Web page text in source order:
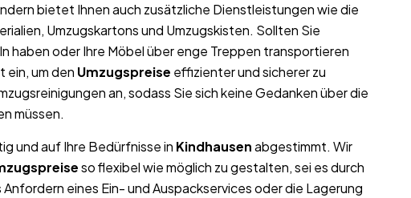
bietet Ihnen auch zusätzliche Dienstleistungen wie die
Umzugskartons und Umzugskisten. Sollten Sie
haben oder Ihre Möbel über enge Treppen transportieren
ein, um den Umzugspreise effizienter und sicherer zu
an, sodass Sie sich keine Gedanken über die
müssen.
und auf Ihre Bedürfnisse in Kindhausenabgestimmt. Wir
so flexibel wie möglich zu gestalten, sei es durch
eines Ein- und Auspackservices oder die Lagerung